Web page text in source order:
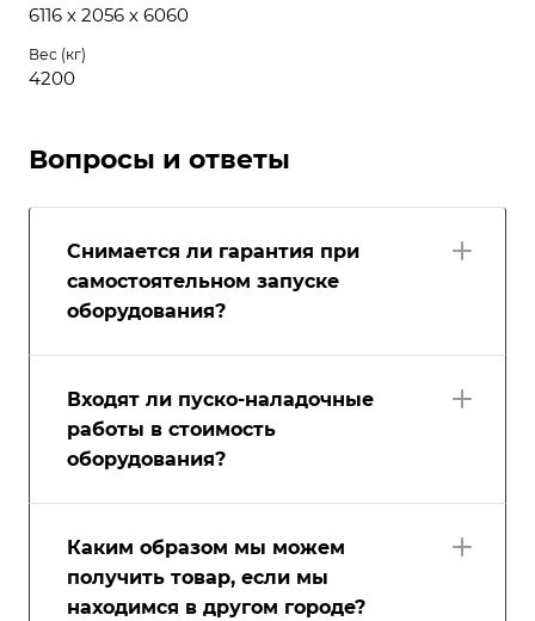
6116 х 2056 х 6060
Вес (кг)
4200
Вопросы и ответы
Снимается ли гарантия при
самостоятельном запуске
оборудования?
Входят ли пуско-наладочные
работы в стоимость
оборудования?
Каким образом мы можем
получить товар, если мы
находимся в другом городе?